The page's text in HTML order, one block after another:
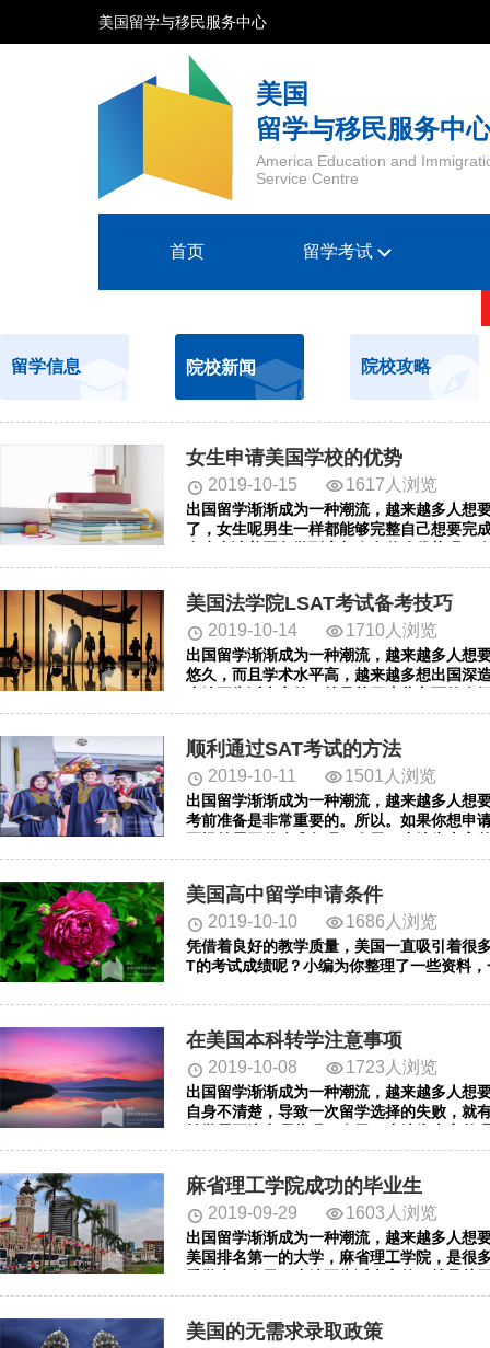
美国留学与移民服务中心
美国
留学与移民服务中
America Education and
Service Centre
首页 留学考试
留学信息 院校新闻 院校攻略
女生申请美国学校的优势
2019-10-15 1617人浏览
出国留学渐渐成为一种潮流，越来越多人想
了，女生呢男生一样都能够完整自己想要完
我们一起去看看吧。
美国法学院LSAT考试备考技巧
2019-10-14 1710人浏览
出国留学渐渐成为一种潮流，越来越多人想
悠久，而且学术水平高，越来越多想出国深
顺利通过SAT考试的方法
2019-10-11 1501人浏览
出国留学渐渐成为一种潮流，越来越多人想
考前准备是非常重要的。所以。如果你想申
美国高中留学申请条件
2019-10-10 1686人浏览
凭借着良好的教学质量，美国一直吸引着很
T的考试成绩呢？小编为你整理了一些资料
在美国本科转学注意事项
2019-10-08 1723人浏览
出国留学渐渐成为一种潮流，越来越多人想
自身不清楚，导致一次留学选择的失败，就
麻省理工学院成功的毕业生
2019-09-29 1603人浏览
出国留学渐渐成为一种潮流，越来越多人想
美国排名第一的大学，麻省理工学院，是很
看吧。
美国的无需求录取政策